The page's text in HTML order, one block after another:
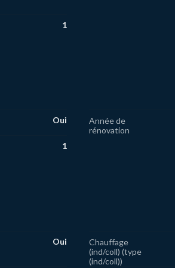
1
Oui
Année de
rénovation
1
Oui
Chauffage
(ind/coll) (type
(ind/coll))